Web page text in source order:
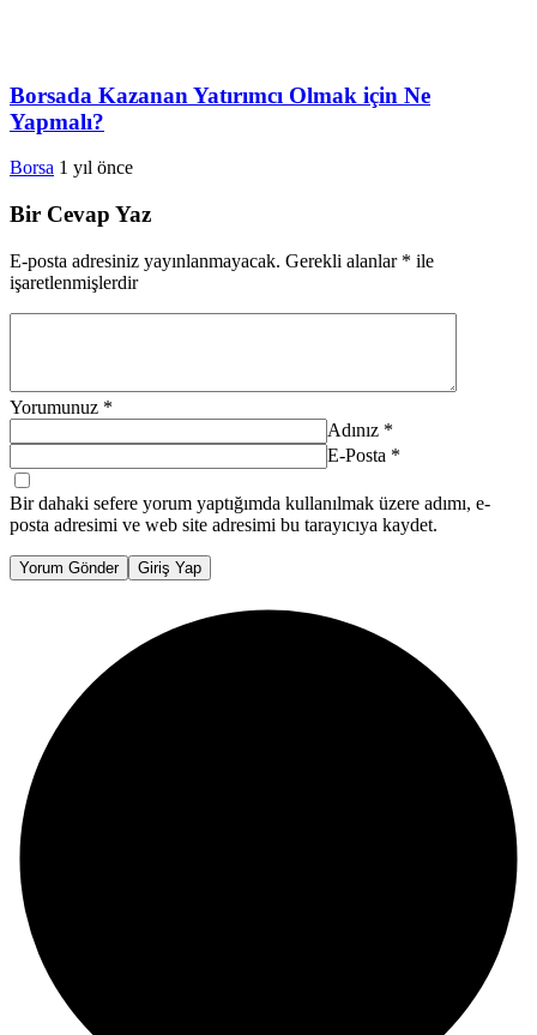
Borsada Kazanan Yatırımcı Olmak için Ne
Yapmalı?
Borsa 1 yıl önce
Bir Cevap Yaz
E-posta adresiniz yayınlanmayacak. Gerekli alanlar * ile
işaretlenmişlerdir
Yorumunuz *
Adınız *
E-Posta *
Bir dahaki sefere yorum yaptığımda kullanılmak üzere adımı, e-
posta adresimi ve web site adresimi bu tarayıcıya kaydet.
Yorum Gönder Giriş Yap